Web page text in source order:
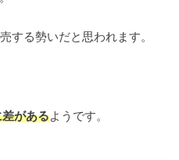
する勢いだと思われます。
があるようです。